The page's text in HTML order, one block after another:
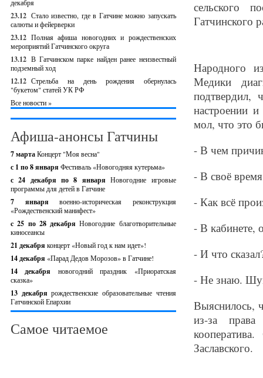
декабря
23.12 Стало известно, где в Гатчине можно запускать
салюты и фейерверки
23.12 Полная афиша новогодних и рождественских
мероприятий Гатчинского округа
13.12 В Гатчинском парке найден ранее неизвестный
подземный ход
12.12 Стрельба на день рождения обернулась
"букетом" статей УК РФ
Все новости »
Афиша-анонсы Гатчины
7 мартаКонцерт "Моя весна"
с 1 по 8 января Фестиваль «Новогодняя кутерьма»
с 24 декабря по 8 январяНовогодние игровые
программы для детей в Гатчине
7 январявоенно-историческая реконструкция
«Рождественский манифест»
c 25 по 28 декабряНовогодние благотворительные
киносеансы
21 декабря концерт «Новый год к нам идет»!
14 декабря «Парад Дедов Морозов» в Гатчине!
14 декабря новогодний праздник «Приоратская
сказка»
13 декабрярождественские образовательные чтения
Гатчинской Епархии
Самое читаемое
сельского
Гатчинского
Народного
Медики
подтвердил,
настроении
мол, что это
- В чем
- В своё
- Как всё
- В кабинете,
- И что
- Не знаю.
Выяснилось,
из-за
Заславского.